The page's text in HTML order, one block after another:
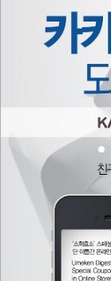
회원가입
회원 가입하여
세요.
여성 건강
부모님 건강
온가족 건강
면역력 강화
뷰티 & 스킨
혈관 건강
뼈/관절 건